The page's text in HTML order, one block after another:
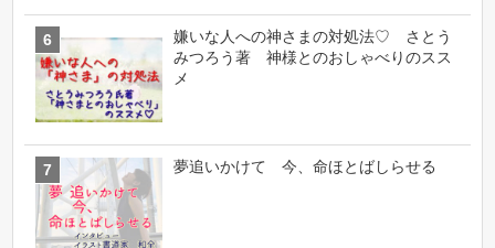
嫌いな人への神さまの対処法♡ さとう
みつろう著 神様とのおしゃべりのスス
メ
夢追いかけて 今、命ほとばしらせる